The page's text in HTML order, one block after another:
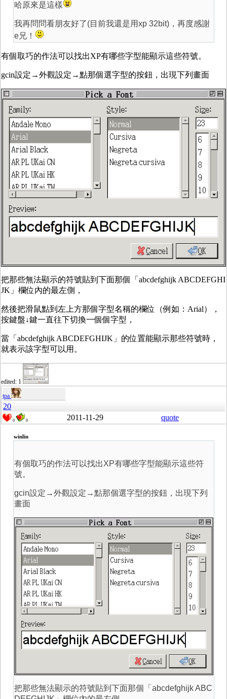
哈原來是這樣
我再問問看朋友好了(目前我還是用xp 32bit)，再度感謝
e兄！
有個取巧的作法可以找出XP有哪些字型能顯示這些符號。
gcin設定→外觀設定→點那個選字型的按鈕，出現下列畫面
把那些無法顯示的符號貼到下面那個「abcdefghijk ABCDEFGHI
JK」欄位內的最左側，
然後把滑鼠點到左上方那個字型名稱的欄位（例如：Arial），
按鍵盤↓鍵一直往下切換一個個字型，
當「abcdefghijk ABCDEFGHIJK」的位置能顯示那些符號時，
就表示該字型可以用。
edited: 1
tpa
20
0 0 2011-11-29 quote
winlin
有個取巧的作法可以找出XP有哪些字型能顯示這些符
號。
gcin設定→外觀設定→點那個選字型的按鈕，出現下列
畫面
把那些無法顯示的符號貼到下面那個「abcdefghijk ABC